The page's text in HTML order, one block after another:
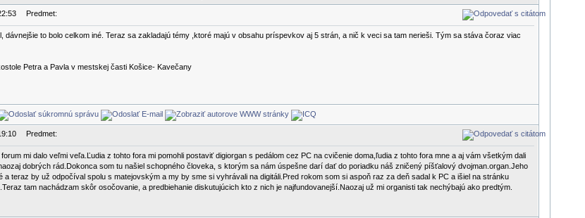
Predmet:
dávnejšie to bolo celkom iné. Teraz sa zakladajú témy ,ktoré majú v obsahu príspevkov aj 5 strán, a nič k veci sa tam nerieši. Tým sa stáva čoraz viac
Petra a Pavla v mestskej časti Košice- Kavečany
Predmet:
mi dalo veľmi veľa.Ľudia z tohto fora mi pomohli postaviť digiorgan s pedálom cez PC na cvičenie doma,ľudia z tohto fora mne a aj vám všetkým dali
dobrých rád.Dokonca som tu našiel schopného človeka, s ktorým sa nám úspešne darí dať do poriadku náš zničený píšťalový dvojman.organ.Jeho
a teraz by už odpočíval spolu s matejovským a my by sme si vyhrávali na digitáli.Pred rokom som si aspoň raz za deň sadal k PC a išiel na stránku
tam nachádzam skôr osočovanie, a predbiehanie diskutujúcich kto z nich je najfundovanejší.Naozaj už mi organisti tak nechýbajú ako predtým.